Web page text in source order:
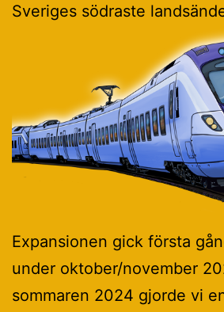
Sveriges södraste
Expansionen gick första
under oktober/november
sommaren 2024 gjorde vi